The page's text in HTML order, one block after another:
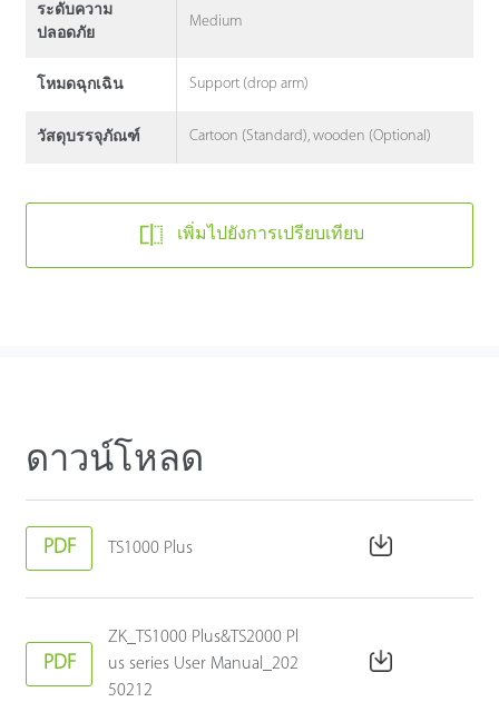
ระดับความ
ปลอดภัย
Medium
โหมดฉุกเฉิน Support (drop arm)
วัสดุบรรจุภัณฑ์ Cartoon (Standard), wooden (Optional)
เพิ่มไปยังการเปรียบเทียบ
ดาวน์โหลด
PDF TS1000 Plus
PDF
ZK_TS1000 Plus&TS2000 Pl
us series User Manual_202
50212